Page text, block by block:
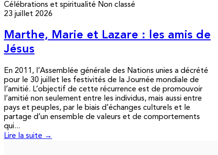
Célébrations et spiritualité Non classé
23 juillet 2026
Marthe, Marie et Lazare : les amis de
Jésus
En 2011, l’Assemblée générale des Nations unies a décrété
pour le 30 juillet les festivités de la Journée mondiale de
l’amitié. L’objectif de cette récurrence est de promouvoir
l’amitié non seulement entre les individus, mais aussi entre
pays et peuples, par le biais d’échanges culturels et le
partage d’un ensemble de valeurs et de comportements
qui...
Lire la suite →